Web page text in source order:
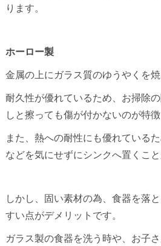
ります。
ホーロー製
金属の上にガラス質のゆうやくを焼
耐久性が優れているため、お掃除
しと擦っても傷が付かないのが特徴
また、熱への耐性にも優れている
などを気にせずにシンクへ置くこと
しかし、固い素材の為、食器を落
すい点がデメリットです。
ガラス製の食器を洗う時や、お子